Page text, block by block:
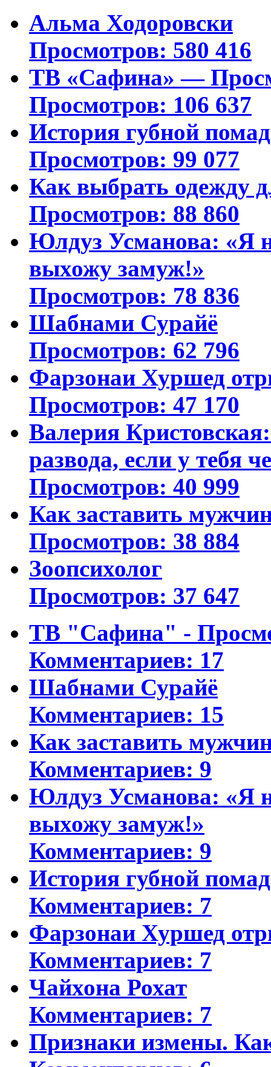
Альма Ходоровски
Просмотров: 580 416
ТВ «Сафина» —
Просмотров: 106 637
История губной
Просмотров: 99 077
Как выбрать одежду
Просмотров: 88 860
Юлдуз Усманова: «Я
выхожу замуж!»
Просмотров: 78 836
Шабнами Сурайё
Просмотров: 62 796
Фарзонаи Хуршед
Просмотров: 47 170
Валерия
развода, если у тебя
Просмотров: 40 999
Как заставить
Просмотров: 38 884
Зоопсихолог
Просмотров: 37 647
ТВ "Сафина" -
Комментариев: 17
Шабнами Сурайё
Комментариев: 15
Как заставить
Комментариев: 9
Юлдуз Усманова: «Я
выхожу замуж!»
Комментариев: 9
История губной
Комментариев: 7
Фарзонаи Хуршед
Комментариев: 7
Чайхона Рохат
Комментариев: 7
Признаки измены.